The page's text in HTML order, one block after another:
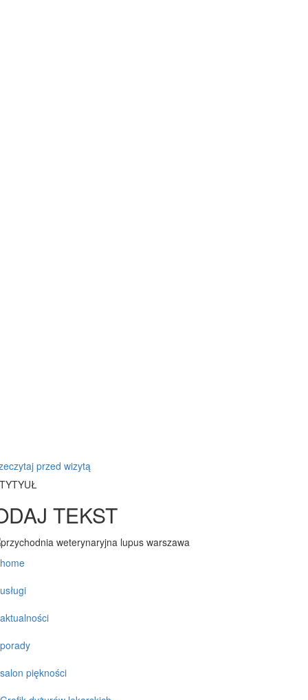
przed wizytą
TEKST
home
usługi
aktualności
porady
salon piękności